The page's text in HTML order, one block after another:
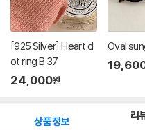
[925 Silver] Heart d
ot ring B 37
24,000원
Oval
상품정보 리